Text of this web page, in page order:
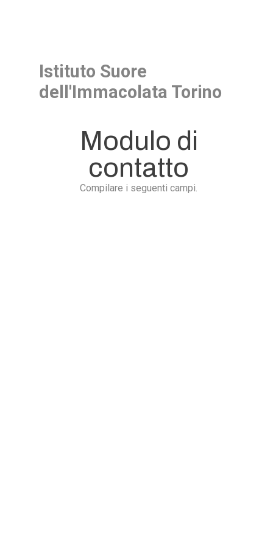
Istituto Suore
dell'Immacolata Torino
Modulo di
contatto
Compilare i seguenti campi.